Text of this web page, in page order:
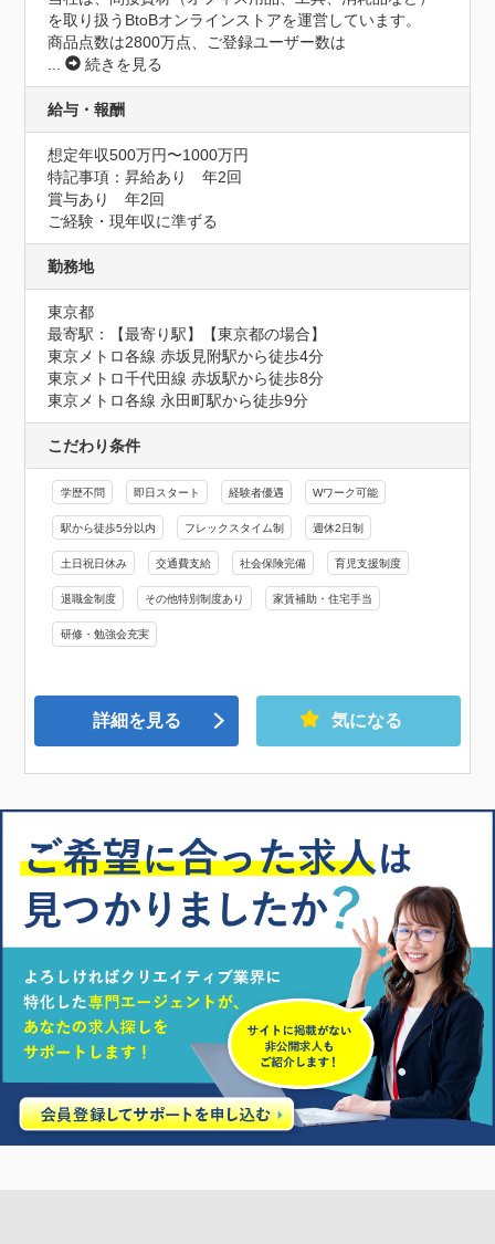
を取り扱うBtoBオンラインストアを運営しています。
商品点数は2800万点、ご登録ユーザー数は
...
続きを見る
給与・報酬
想定年収500万円〜1000万円
特記事項：昇給あり　年2回
賞与あり　年2回
ご経験・現年収に準ずる
勤務地
東京都
最寄駅：【最寄り駅】【東京都の場合】
東京メトロ各線 赤坂見附駅から徒歩4分
東京メトロ千代田線 赤坂駅から徒歩8分
東京メトロ各線 永田町駅から徒歩9分
こだわり条件
学歴不問 即日スタート 経験者優遇 Wワーク可能
駅から徒歩5分以内 フレックスタイム制 週休2日制
土日祝日休み 交通費支給 社会保険完備 育児支援制度
退職金制度 その他特別制度あり 家賃補助・住宅手当
研修・勉強会充実
詳細を見る 気になる